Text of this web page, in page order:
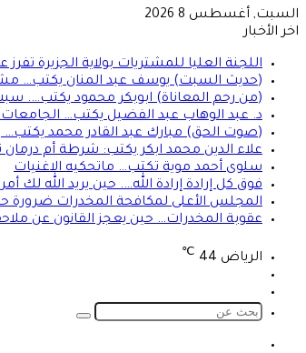
السبت, أغسطس 8 2026
اخر الأخبار
اللجنة العليا للمشتريات بولاية الجزيرة
(حديث السبت) يوسف عبد المنان يكتب…
(من رحم المعاناة) ابوبكر محمود يكتب….
د. عبد الوهاب عبد الفضيل يكتب… الجامعات
(صوت الحق) مبارك عبد القادر محمد يكتب…
علاء الدين محمد ابكر يكتب: شرطة أم
سلوى أحمد موية تكتب… ماتحكيه الاغنيات
فوق كل إرادة إرادة الله…. حين يريد الله
المجلس الأعلى لمكافحة المخدرات ضرورة
عقوبة المخدرات… حين يعجز القانون عن
الرياض 44
℃
المظلم
بحث